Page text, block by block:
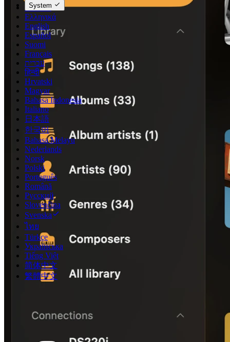
Deutsch
Ελληνικά
English
Español
Suomi
Français
עברית
हिन्दी
Hrvatski
Magyar
Bahasa Indonesia
Italiano
日本語
한국어
Bahasa Melayu
Nederlands
Norsk
Polski
Português
Română
Русский
Slovenčina
Svenska
ไทย
Türkçe
Українська
Tiếng Việt
简体中文
繁體中文
System